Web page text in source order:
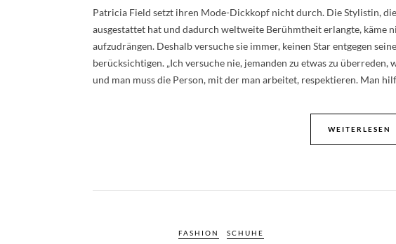
Patricia Field setzt ihren Mode-Dickkopf nicht durch. Die Stylistin, die
ausgestattet hat und dadurch weltweite Berühmtheit erlangte, käme
aufzudrängen. Deshalb versuche sie immer, keinen Star entgegen
berücksichtigen. „Ich versuche nie, jemanden zu etwas zu
und man muss die Person, mit der man arbeitet, respektieren. Man
WEITERLESEN
FASHION SCHUHE